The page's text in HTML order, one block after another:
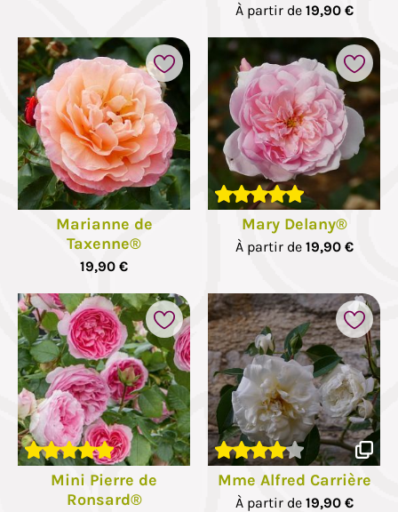
À partir de 19,90 €
Marianne de
Taxenne®
19,90 €
Mary Delany®
À partir de 19,90 €
Mini Pierre de
Ronsard®
Mme Alfred Carrière
À partir de 19,90 €